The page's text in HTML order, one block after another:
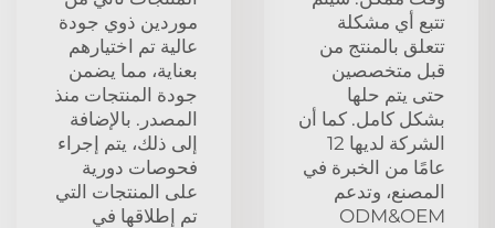
تتبع أي مشكلة
تتعلق بالمنتج من
قبل متخصصين
حتى يتم حلها
بشكل كامل. كما أن
الشركة لديها 12
عامًا من الخبرة في
المصنع، وتدعم
ODM&OEM
موردين ذوي جودة
عالية تم اختيارهم
بعناية، مما يضمن
جودة المنتجات منذ
المصدر. بالإضافة
إلى ذلك، يتم إجراء
فحوصات دورية
على المنتجات التي
تم إطلاقها في